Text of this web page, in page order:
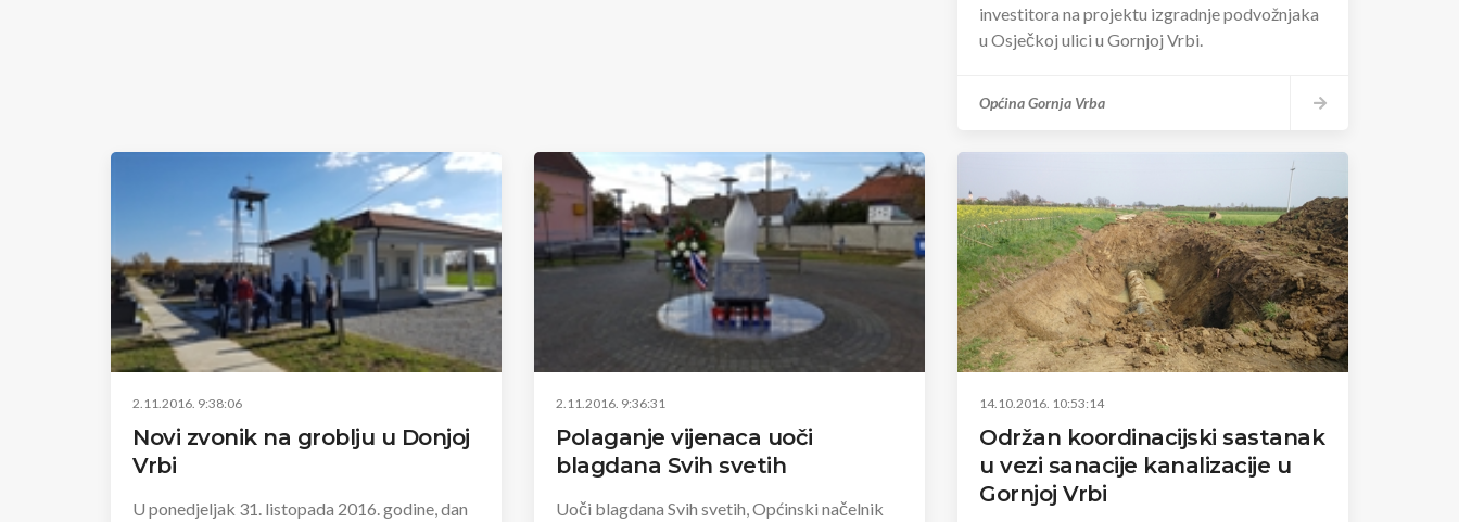
investitora na projektu izgradnje podvožnjaka
u Osječkoj ulici u Gornjoj Vrbi.
Općina Gornja Vrba
2.11.2016. 9:38:06
Novi zvonik na groblju u Donjoj
Vrbi
U ponedjeljak 31. listopada 2016. godine, dan
2.11.2016. 9:36:31
Polaganje vijenaca uoči
blagdana Svih svetih
Uoči blagdana Svih svetih, Općinski načelnik
14.10.2016. 10:53:14
Održan koordinacijski sastanak
u vezi sanacije kanalizacije u
Gornjoj Vrbi